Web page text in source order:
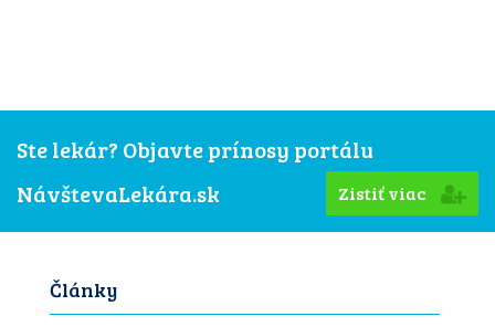
Ste lekár? Objavte prínosy portálu
NávštevaLekára.sk
Zistiť viac
Články